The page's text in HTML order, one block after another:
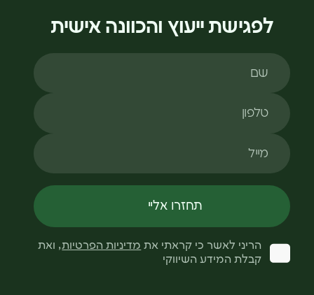
לפגישת ייעוץ והכוונה אישית
שם
טלפון
מייל
תחזרו אליי
הריני לאשר כי קראתי את מדיניות הפרטיות, ואת
קבלת המידע השיווקי